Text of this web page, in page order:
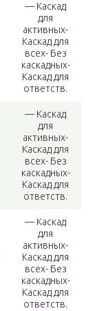
— Каскад
для
активных-
Каскад для
всех- Без
каскадных-
Каскад для
ответств.
— Каскад
для
активных-
Каскад для
всех- Без
каскадных-
Каскад для
ответств.
— Каскад
для
активных-
Каскад для
всех- Без
каскадных-
Каскад для
ответств.